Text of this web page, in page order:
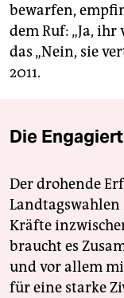
bewarfen,
dem Ruf: „Ja,
das „Nein, sie
2011.
Die
Der drohende
Kräfte
braucht es
und vor allem
für eine starke